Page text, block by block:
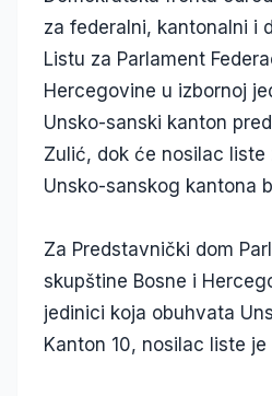
za federalni, kantonalni i
Listu za Parlament
Hercegovine u izbornoj
Unsko-sanski kanton
Zulić, dok će nosilac liste
Unsko-sanskog kantona
Za Predstavnički dom
skupštine Bosne i
jedinici koja obuhvata
Kanton 10, nosilac liste je